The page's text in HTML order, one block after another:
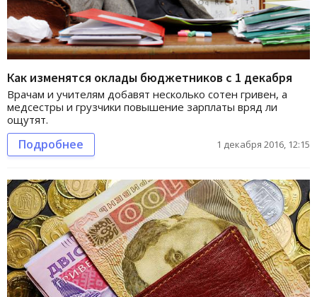
Как изменятся оклады бюджетников с 1 декабря
Врачам и учителям добавят несколько сотен гривен, а
медсестры и грузчики повышение зарплаты вряд ли
ощутят.
Подробнее 1 декабря 2016, 12:15